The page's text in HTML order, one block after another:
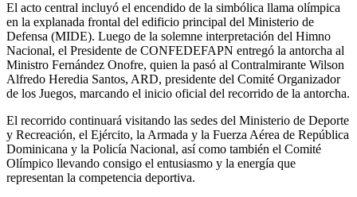
El acto central incluyó el encendido de la simbólica llama olímpica
en la explanada frontal del edificio principal del Ministerio de
Defensa (MIDE). Luego de la solemne interpretación del Himno
Nacional, el Presidente de CONFEDEFAPN entregó la antorcha al
Ministro Fernández Onofre, quien la pasó al Contralmirante Wilson
Alfredo Heredia Santos, ARD, presidente del Comité Organizador
de los Juegos, marcando el inicio oficial del recorrido de la antorcha.
El recorrido continuará visitando las sedes del Ministerio de Deporte
y Recreación, el Ejército, la Armada y la Fuerza Aérea de República
Dominicana y la Policía Nacional, así como también el Comité
Olímpico llevando consigo el entusiasmo y la energía que
representan la competencia deportiva.